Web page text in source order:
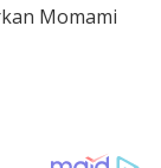
Momami